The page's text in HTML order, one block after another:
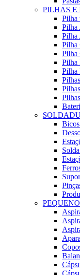
PILHAS E
Pilha
Pilha
Pilha
Pilha
Pilha
Pilha
Pilha